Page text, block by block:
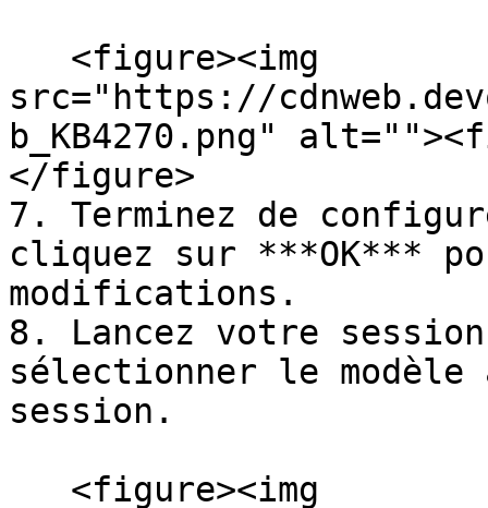
src="https://
b_KB4270.png"
</figure>
7. Terminez de
cliquez sur ***OK***
modifications.
8. Lancez votre
sélectionner le
session.